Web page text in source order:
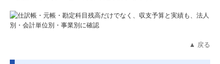
▲ 戻る